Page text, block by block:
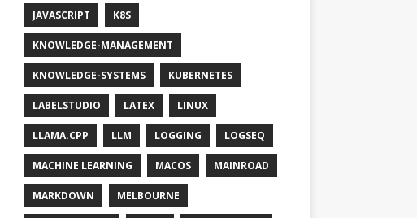
JAVASCRIPT K8S
KNOWLEDGE-MANAGEMENT
KNOWLEDGE-SYSTEMS KUBERNETES
LABELSTUDIO LATEX LINUX
LLAMA.CPP LLM LOGGING LOGSEQ
MACHINE LEARNING MACOS MAINROAD
MARKDOWN MELBOURNE